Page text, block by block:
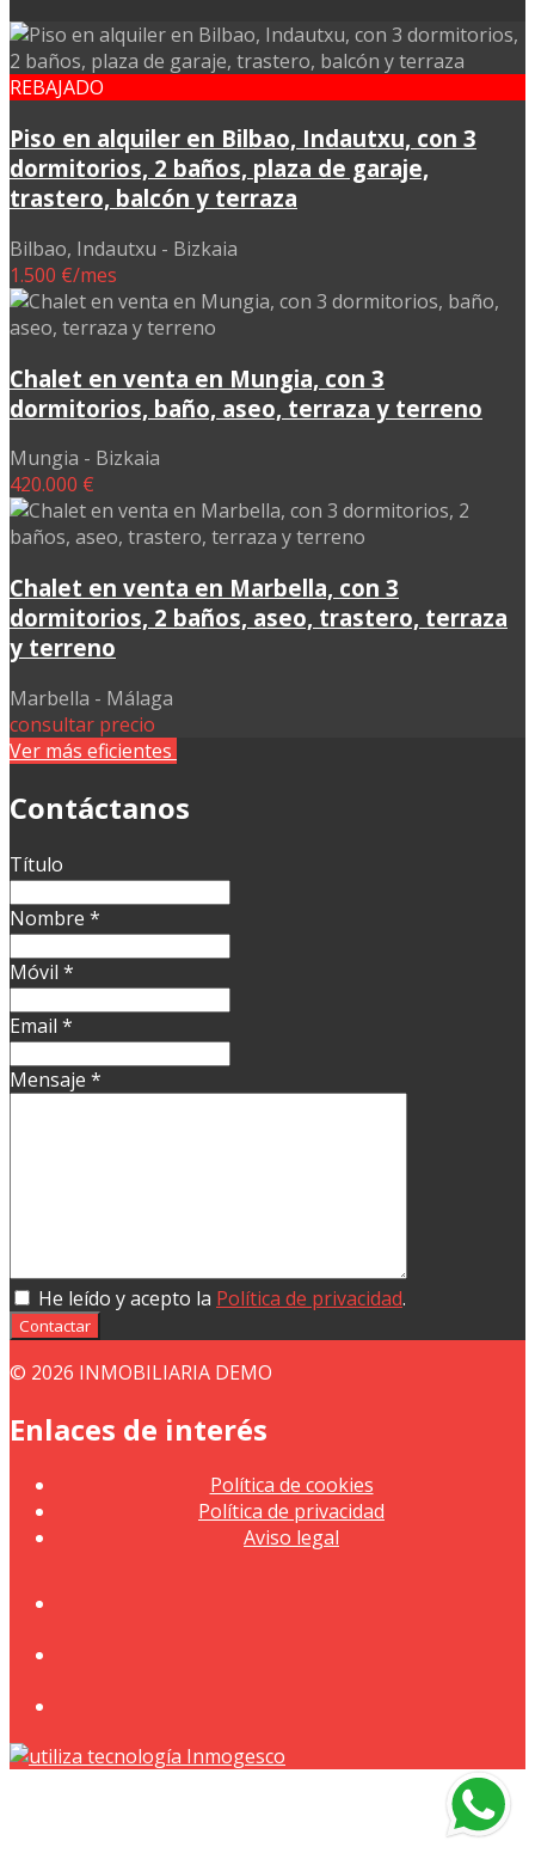
REBAJADO
Piso en alquiler en Bilbao, Indautxu, con 3
dormitorios, 2 baños, plaza de garaje,
trastero, balcón y terraza
Bilbao, Indautxu - Bizkaia
1.500 €/mes
Chalet en venta en Mungia, con 3
dormitorios, baño, aseo, terraza y terreno
Mungia - Bizkaia
420.000 €
Chalet en venta en Marbella, con 3
dormitorios, 2 baños, aseo, trastero, terraza
y terreno
Marbella - Málaga
consultar precio
Ver más eficientes
Contáctanos
Título
Nombre *
Móvil *
Email *
Mensaje *
He leído y acepto la Política de privacidad.
Contactar
© 2026 INMOBILIARIA DEMO
Enlaces de interés
Política de cookies
Política de privacidad
Aviso legal